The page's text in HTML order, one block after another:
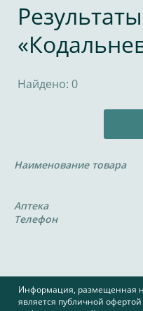
Найдено: 0
Наименование товара
Аптека
Телефон
Информация, размещенная
является публичной